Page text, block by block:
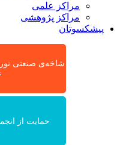
مراکز علمی
مراکز پژوهشی
پیشکسوتان
شاخه‌ی صنعتی نور
حمایت از